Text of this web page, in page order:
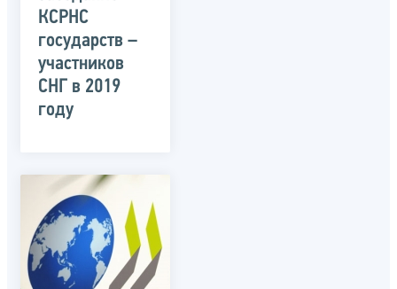
КСРНС
государств –
участников
СНГ в 2019
году